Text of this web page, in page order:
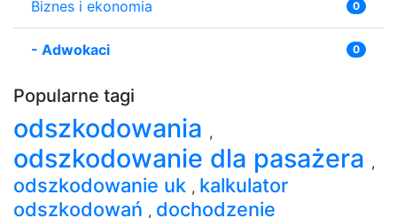
Biznes i ekonomia 0
- Adwokaci 0
Popularne tagi
odszkodowania ,
odszkodowanie dla pasażera ,
odszkodowanie uk , kalkulator
odszkodowań , dochodzenie